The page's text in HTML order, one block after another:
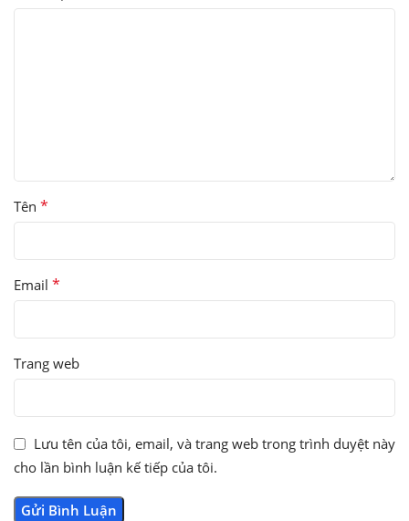
Tên *
Email *
Trang web
Lưu tên của tôi, email, và trang web trong trình duyệt này
cho lần bình luận kế tiếp của tôi.